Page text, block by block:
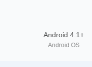
Android 4.1+
Android OS